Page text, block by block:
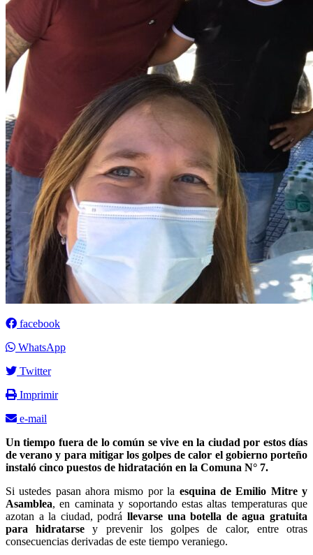
facebook
WhatsApp
Twitter
Imprimir
e-mail
Un tiempo fuera de lo común se vive en la ciudad por estos días
de verano y para mitigar los golpes de calor el gobierno porteño
instaló cinco puestos de hidratación en la Comuna N° 7.
Si ustedes pasan ahora mismo por la esquina de Emilio Mitre y
Asamblea, en caminata y soportando estas altas temperaturas que
azotan a la ciudad, podrá llevarse una botella de agua gratuita
para hidratarse y prevenir los golpes de calor, entre otras
consecuencias derivadas de este tiempo veraniego.